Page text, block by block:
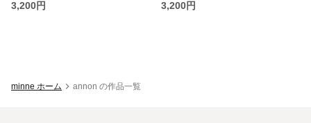
3,200円 3,200円
minne ホーム annon の作品一覧